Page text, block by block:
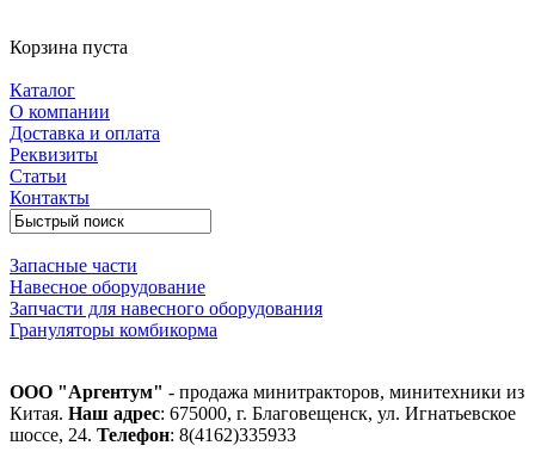
Корзина пуста
Каталог
О компании
Доставка и оплата
Реквизиты
Статьи
Контакты
Запасные части
Навесное оборудование
Запчасти для навесного оборудования
Грануляторы комбикорма
ООО "Аргентум" - продажа минитракторов, минитехники из
Китая. Наш адрес: 675000, г. Благовещенск, ул. Игнатьевское
шоссе, 24. Телефон: 8(4162)335933